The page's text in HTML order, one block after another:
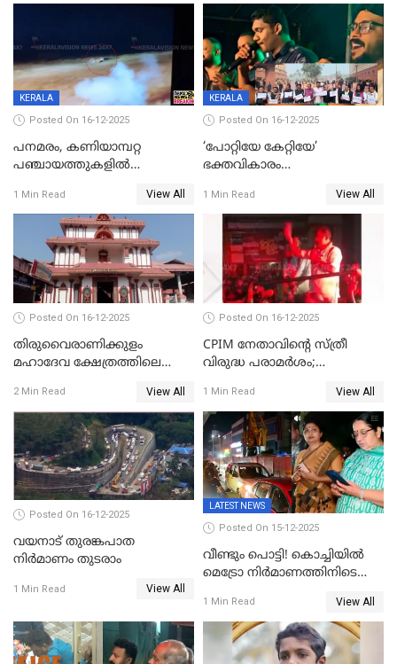
KERALA
Posted On 16-12-2025
പനമരം, കണിയാമ്പറ്റ
പഞ്ചായത്തുകളിൽ
സ്ഥാപനങ്ങൾക്ക് അവധി
1 Min Read View All
KERALA
Posted On 16-12-2025
‘പോറ്റിയേ കേറ്റിയേ’
ഭക്തവികാരം
ഡിജിപിക്ക് പരാതി; ശക്തമായ
നടപടി വേണമെന്നു
സിപിഐഎമ്മും
1 Min Read View All
Posted On 16-12-2025
തിരുവൈരാണിക്കുളം
മഹാദേവ ക്ഷേത്രത്തിലെ
ജനുവരി 2 ന് തുടക്കമാകും
2 Min Read View All
Posted On 16-12-2025
CPIM നേതാവിൻ്റെ സ്ത്രീ
വിരുദ്ധ പരാമർശം;
1 Min Read View All
Posted On 16-12-2025
വയനാട് തുരങ്കപാത
നിർമാണം തുടരാം
1 Min Read View All
LATEST NEWS
Posted On 15-12-2025
വീണ്ടും പൊട്ടി! കൊച്ചിയിൽ
മെട്രോ നിർമാണത്തിനിടെ
റോഡിൽ ഗതാഗത കുരുക്ക്,
കലൂർ സ്റ്റേഡിയം റോഡ്
ഉപരോധിച്ച് കോൺഗ്രസ്
1 Min Read View All